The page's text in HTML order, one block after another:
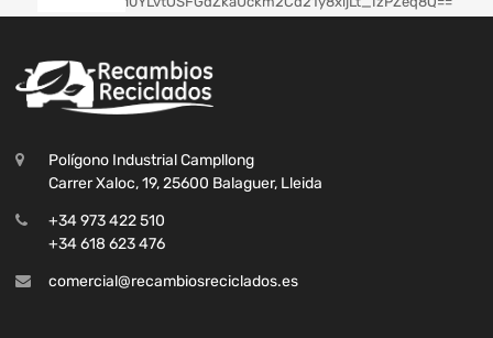
Polígono Industrial Campllong
Carrer Xaloc, 19, 25600 Balaguer, Lleida
+34 973 422 510
+34 618 623 476
comercial@recambiosreciclados.es